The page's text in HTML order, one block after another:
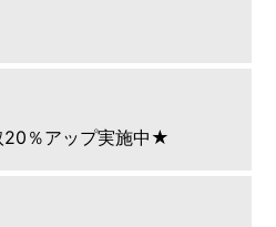
20％アップ実施中★